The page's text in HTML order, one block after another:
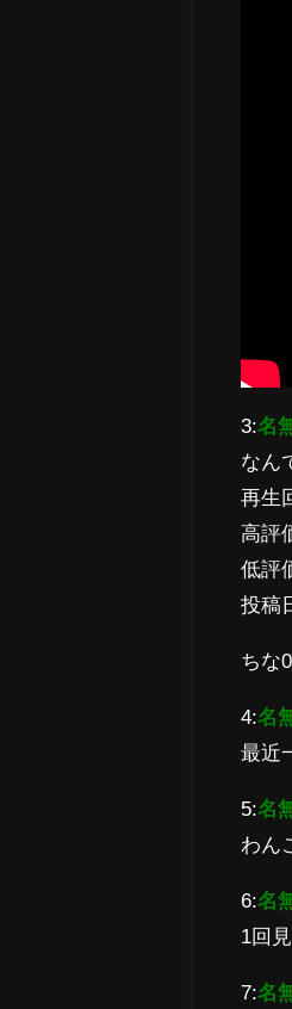
3:名
なん
再生
高評
低評
投稿
ちな
4:名
最近
5:名
わん
6:名
1回
7:名